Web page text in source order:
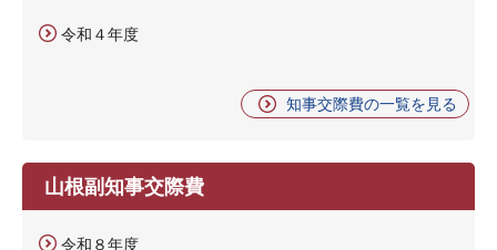
令和４年度
知事交際費の一覧を見る
山根副知事交際費
令和８年度